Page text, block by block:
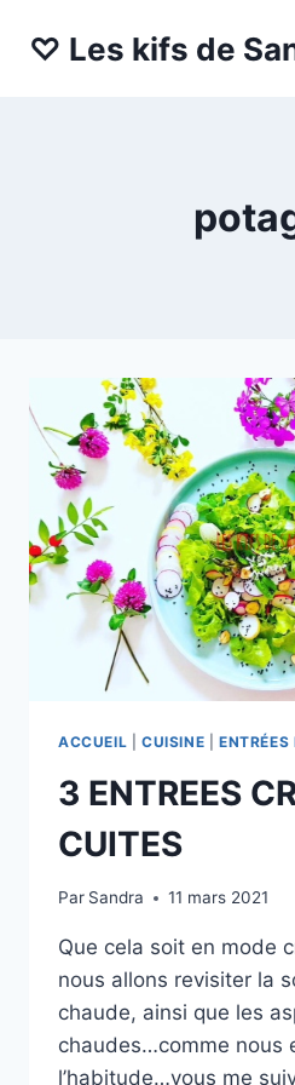
♡ Les kifs de
ACCUEIL CUISINE
3 ENTREES
CUITES
Par Sandra 11 mars 2021
Que cela soit en mode
nous allons revisiter la
chaude, ainsi que les
chaudes…comme nous
l’habitude…vous me